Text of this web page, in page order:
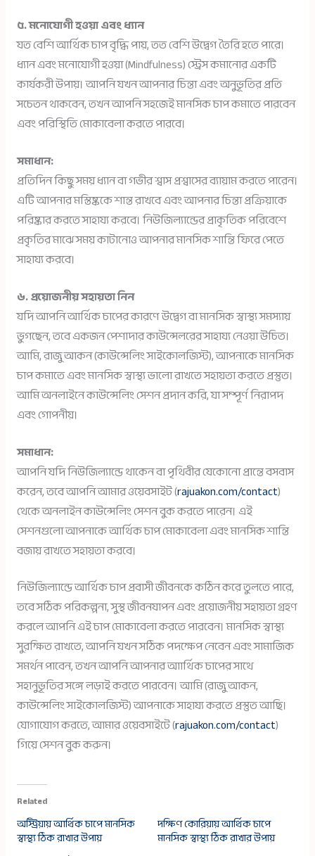
৫. মনোযোগী হওয়া এবং ধ্যান
যত বেশি আর্থিক চাপ বৃদ্ধি পায়, তত বেশি উদ্বেগ তৈরি হতে পারে।
ধ্যান এবং মনোযোগী হওয়া (Mindfulness) স্ট্রেস কমানোর একটি
কার্যকরী উপায়। আপনি যখন আপনার চিন্তা এবং অনুভূতির প্রতি
সচেতন থাকবেন, তখন আপনি সহজেই মানসিক চাপ কমাতে পারবেন
এবং পরিস্থিতি মোকাবেলা করতে পারবে।
সমাধান:
প্রতিদিন কিছু সময় ধ্যান বা গভীর শ্বাস প্রশ্বাসের ব্যায়াম করতে পারেন।
এটি আপনার মস্তিষ্ককে শান্ত রাখবে এবং আপনার চিন্তা প্রক্রিয়াকে
পরিষ্কার করতে সাহায্য করবে। নিউজিল্যান্ডের প্রাকৃতিক পরিবেশে
প্রকৃতির মাঝে সময় কাটানোও আপনার মানসিক শান্তি ফিরে পেতে
সাহায্য করবে।
৬. প্রয়োজনীয় সহায়তা নিন
যদি আপনি আর্থিক চাপের কারণে উদ্বেগ বা মানসিক স্বাস্থ্য সমস্যায়
ভুগছেন, তবে একজন পেশাদার কাউন্সেলরের সাহায্য নেওয়া উচিত।
আমি, রাজু আকন (কাউন্সেলিং সাইকোলজিস্ট), আপনাকে মানসিক
চাপ কমাতে এবং মানসিক স্বাস্থ্য ভালো রাখতে সহায়তা করতে প্রস্তুত।
আমি অনলাইনে কাউন্সেলিং সেশন প্রদান করি, যা সম্পূর্ণ নিরাপদ
এবং গোপনীয়।
সমাধান:
আপনি যদি নিউজিল্যান্ডে থাকেন বা পৃথিবীর যেকোনো প্রান্তে বসবাস
করেন, তবে আপনি আমার ওয়েবসাইট (rajuakon.com/contact)
থেকে অনলাইন কাউন্সেলিং সেশন বুক করতে পারেন। এই
সেশনগুলো আপনাকে আর্থিক চাপ মোকাবেলা এবং মানসিক শান্তি
বজায় রাখতে সহায়তা করবে।
নিউজিল্যান্ডে আর্থিক চাপ প্রবাসী জীবনকে কঠিন করে তুলতে পারে,
তবে সঠিক পরিকল্পনা, সুস্থ জীবনযাপন এবং প্রয়োজনীয় সহায়তা গ্রহণ
করলে আপনি এই চাপ মোকাবেলা করতে পারবেন। মানসিক স্বাস্থ্য
সুরক্ষিত রাখতে, আপনি যখন সঠিক পদক্ষেপ নেবেন এবং সামাজিক
সমর্থন পাবেন, তখন আপনি আপনার আার্থিক চাপের সাথে
সহানুভূতির সঙ্গে লড়াই করতে পারবেন। আমি (রাজু আকন,
কাউন্সেলিং সাইকোলজিস্ট) আপনাকে সাহায্য করতে প্রস্তুত আছি।
যোগাযোগ করতে, আমার ওয়েবসাইটে (rajuakon.com/contact)
গিয়ে সেশন বুক করুন।
Related
অস্ট্রিয়ায় আর্থিক চাপে মানসিক
স্বাস্থ্য ঠিক রাখার উপায়
দক্ষিণ কোরিয়ায় আর্থিক চাপে
মানসিক স্বাস্থ্য ঠিক রাখার উপায়